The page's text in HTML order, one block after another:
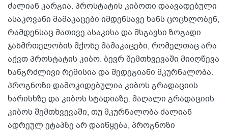
ძალიან კარგია. პროსტატის კიბოთი დაავადებული
ასაკოვანი მამაკაცები იმდენსავე ხანს ცოცხლობენ,
რამდენსაც მათივე ასაკისა და მსგავსი ზოგადი
ჯანმრთელობის მქონე მამაკაცები, რომელთაც არა
აქვთ პროსტატის კიბო. ბევრ შემთხვევაში მიიღწევა
ხანგრძლივი რემისია და შედეგიანი მკურნალობა.
პროგნოზი დამოკიდებულია კიბოს გრადაციის
ხარისხზე და კიბოს სტადიაზე. მაღალი გრადაციის
კიბოს შემთხვევაში, თუ მკურნალობა ძალიან
ადრეულ ეტაპზე არ დაიწყება, პროგნოზი